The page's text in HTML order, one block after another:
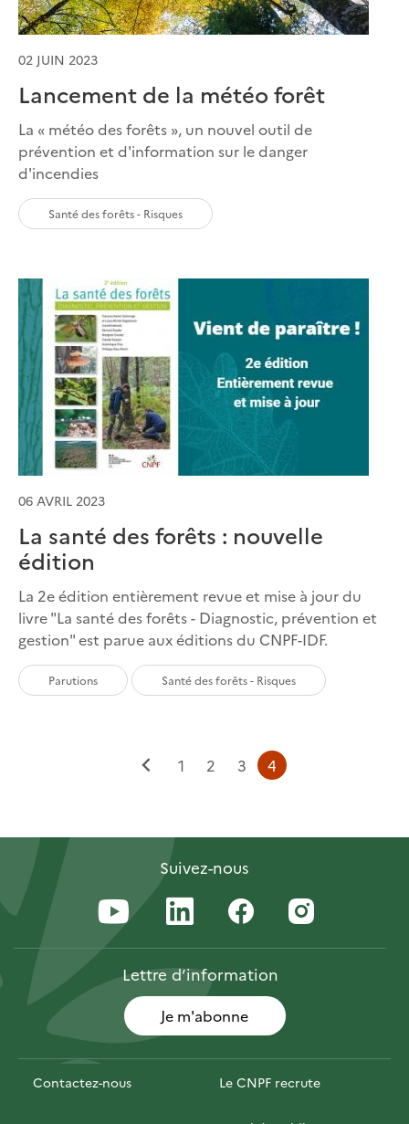
02 JUIN 2023
Lancement de la météo forêt
La « météo des forêts », un nouvel outil de
prévention et d'information sur le danger
d'incendies
Santé des forêts - Risques
06 AVRIL 2023
La santé des forêts : nouvelle
édition
La 2e édition entièrement revue et mise à jour du
livre "La santé des forêts - Diagnostic, prévention et
gestion" est parue aux éditions du CNPF-IDF.
Parutions Santé des forêts - Risques
Page
Page
1 Page
2 Page
3
Page
courante
4
Suivez-nous
Lettred’information
Je m'abonne
Contactez-nous Le CNPF recrute